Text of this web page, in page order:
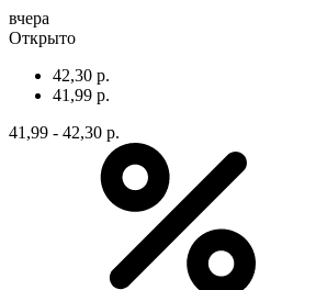
вчера
Открыто
42,30 р.
41,99 р.
41,99 - 42,30 р.